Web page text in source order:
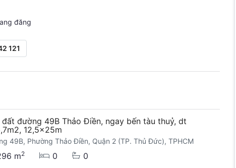
đăng
121
đất đường 49B Thảo Điền, ngay bến tàu thuỷ, dt
12,5x25m
49B, Phường Thảo Điền, Quận 2 (TP. Thủ Đức), TPHCM
m2 0 0